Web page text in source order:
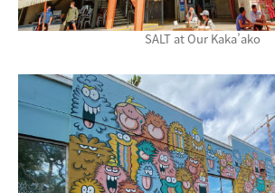
SALT at Our Kaka’ako